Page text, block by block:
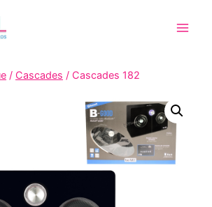
/ Cascades / Cascades 182